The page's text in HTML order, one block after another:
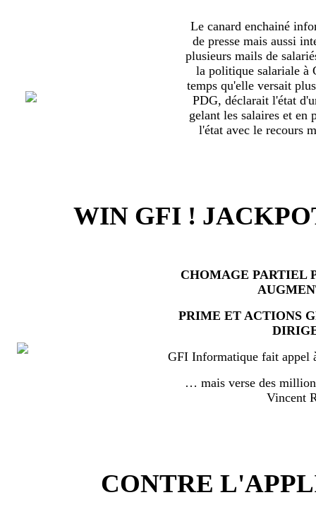
Le canard enchainé
de presse mais aussi
plusieurs mails de
la politique salariale à
temps qu'elle versait
PDG, déclarait l'état
gelant les salaires et en
l'état avec le recours
WIN GFI !
CHOMAGE PARTIEL
PRIME ET ACTIONS
GFI Informatique fait appel
… mais verse des
Vincent
CONTRE